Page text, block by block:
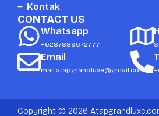
Kontak
CONTACT US
Email
mail.atapgrandluxe@gmail.com
Whatsapp
+6287889672777
Copyright © 2026